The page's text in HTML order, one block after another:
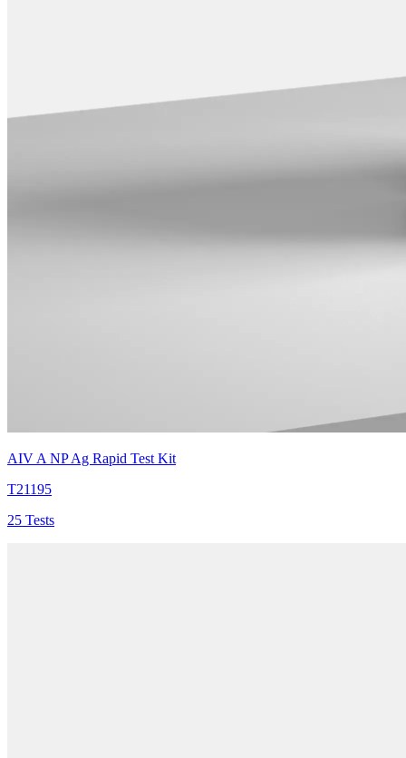
AIV A NP Ag Rapid Test Kit
T21195
25 Tests